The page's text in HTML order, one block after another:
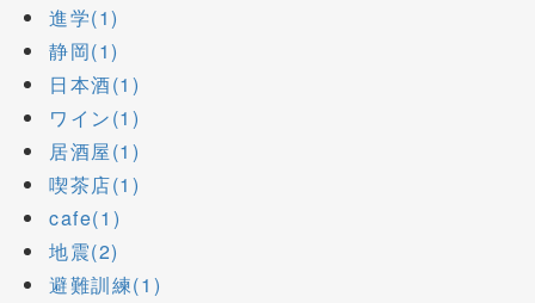
進学(1)
静岡(1)
日本酒(1)
ワイン(1)
居酒屋(1)
喫茶店(1)
cafe(1)
地震(2)
避難訓練(1)